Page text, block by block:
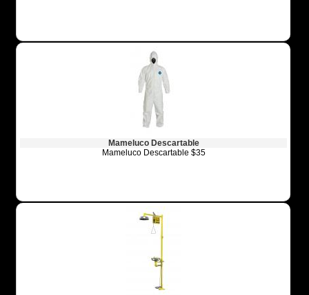
Mameluco Descartable
Mameluco Descartable $35